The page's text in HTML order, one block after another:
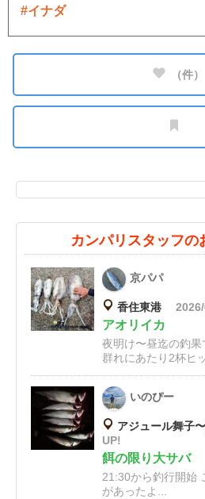
#イナダ
（件）
カンパリスタッフの
京パパ
香住東港 2026/
アオリイカ
夜明け〜昼迄の釣
群れにあたり2杯ヒッ
いのぴー
アジュール舞子
UP!
餌の限り大サバ
21:30から釣行開始
があったよ...